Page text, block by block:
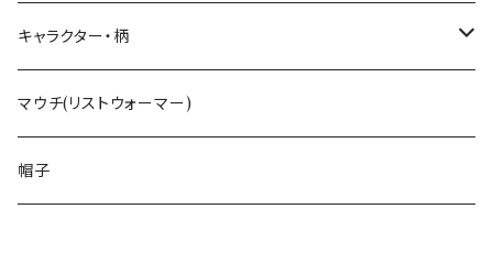
ピアス
ペンダント
ラトビアのミトンピアス／イヤリング
キッチン雑貨
くるみ割り
レモン絞り
ミトンブロッカー
手摘みハーブティー
ライ麦パン
ジンジャークッキー
キャラクター・柄
花柄
いぬ
マウチ(リストウォーマー)
帽子